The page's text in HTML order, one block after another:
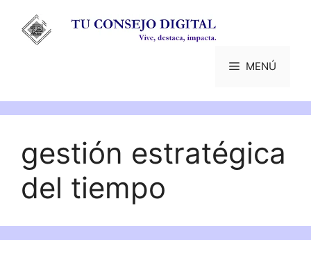
contenido
MENÚ
gestión estratégica
del tiempo